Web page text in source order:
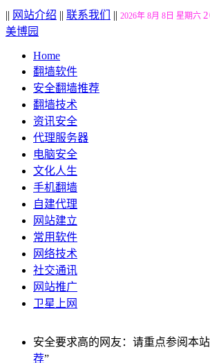
|| 网站介绍 || 联系我们 || 2026年 8月 8日 星期六
美博园
Home
翻墙软件
安全翻墙推荐
翻墙技术
资讯安全
代理服务器
电脑安全
文化人生
手机翻墙
自建代理
网站建立
常用软件
网络技术
社交通讯
网站推广
卫星上网
安全要求高的网友：请重点参阅本
荐”